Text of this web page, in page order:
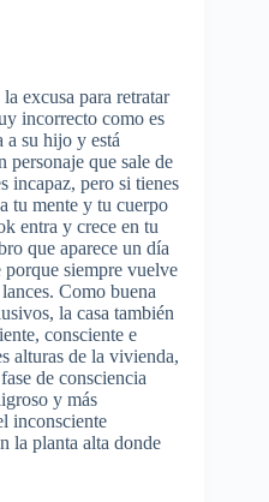
excusa para retratar
incorrecto como es
a su hijo y está
personaje que sale de
incapaz, pero si tienes
tu mente y tu cuerpo
entra y crece en tu
que aparece un día
porque siempre vuelve
Como buena
la casa también
consciente e
alturas de la vivienda,
de consciencia
y más
inconsciente
la planta alta donde